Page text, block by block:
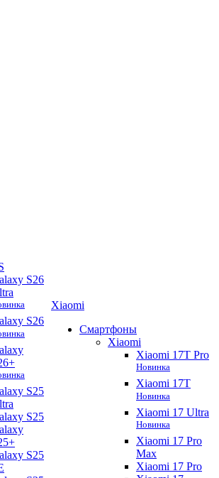
S26
S26
S25
S25
S25
Xiaomi
Смартфоны
Xiaomi
Xiaomi 17T Pro
Новинка
Xiaomi 17T
Новинка
Xiaomi 17 Ultra
Новинка
Xiaomi 17 Pro
Max
Xiaomi 17 Pro